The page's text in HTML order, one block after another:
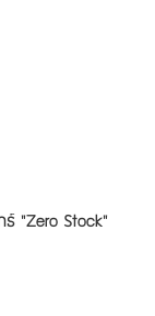
ธ์ "Zero Stock"